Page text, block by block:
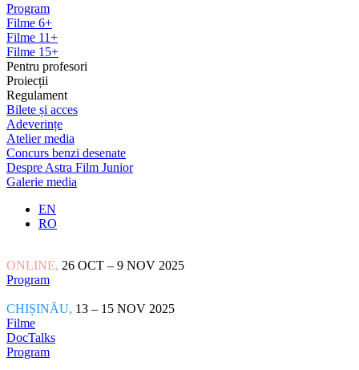
Program
Filme 6+
Filme 11+
Filme 15+
Pentru profesori
Proiecții
Regulament
Bilete și acces
Adeverințe
Atelier media
Concurs benzi desenate
Despre Astra Film Junior
Galerie media
EN
RO
ONLINE, 26 OCT – 9 NOV 2025
Program
CHIȘINĂU, 13 – 15 NOV 2025
Filme
DocTalks
Program